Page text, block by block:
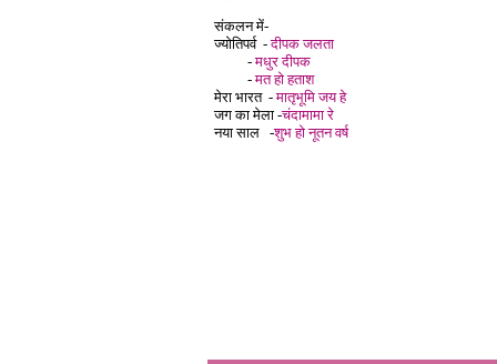
संकलन में-
ज्योतिपर्व -दीपक जलता
-मधुर दीपक
-मत हो हताश
मेरा भारत -मातृभूमि जय हे
जग का मेला -चंदामामा रे
नया साल -शुभ हो नूतन वर्